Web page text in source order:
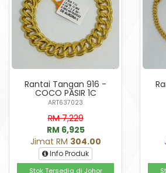
Rantai Tangan 916 -
COCO PASIR 1C
ART637023
RM 7,229
RM 6,925
Jimat RM 304.00
Info Produk
Stok Tersedia di Johor